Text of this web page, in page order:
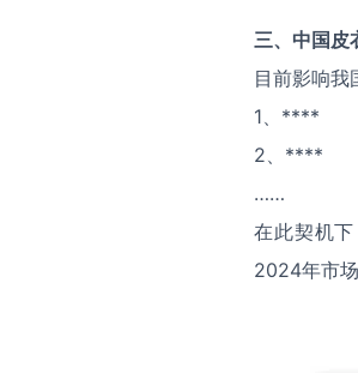
三、中国皮
目前影响我
1、****
2、****
……
在此契机
2024年市